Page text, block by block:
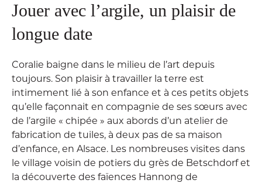
Jouer avec l’argile, un plaisir de
longue date
Coralie baigne dans le milieu de l’art depuis
toujours. Son plaisir à travailler la terre est
intimement lié à son enfance et à ces petits objets
qu’elle façonnait en compagnie de ses sœurs avec
de l’argile « chipée » aux abords d’un atelier de
fabrication de tuiles, à deux pas de sa maison
d’enfance, en Alsace. Les nombreuses visites dans
le village voisin de potiers du grès de Betschdorf et
la découverte des faïences Hannong de